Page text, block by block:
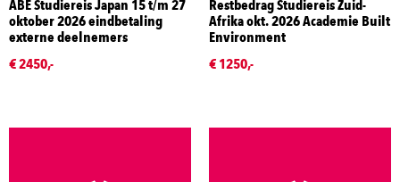
ABE Studiereis Japan 15 t/m 27
oktober 2026 eindbetaling
externe deelnemers
€ 2450,-
Restbedrag Studiereis Zuid-
Afrika okt. 2026 Academie Built
Environment
€ 1250,-